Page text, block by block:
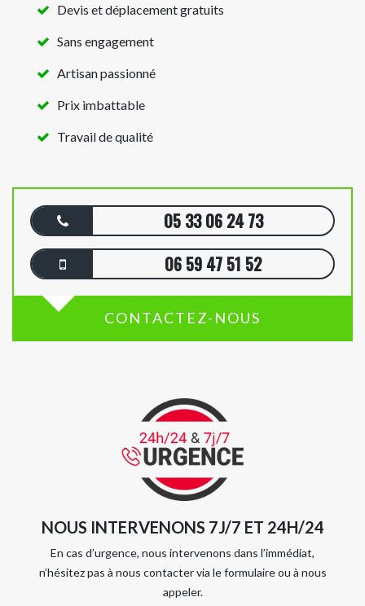
Devis et déplacement gratuits
Sans engagement
Artisan passionné
Prix imbattable
Travail de qualité
05 33 06 24 73
06 59 47 51 52
CONTACTEZ-NOUS
NOUS INTERVENONS 7J/7 ET 24H/24
En cas d’urgence, nous intervenons dans l’immédiat,
n’hésitez pas à nous contacter via le formulaire ou à nous
appeler.